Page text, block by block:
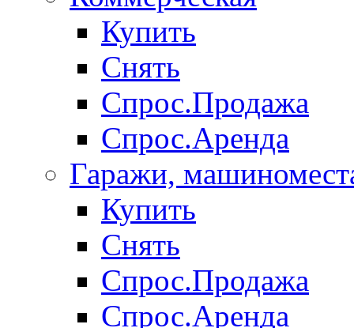
Купить
Снять
Спрос.Продажа
Спрос.Аренда
Гаражи,
Купить
Снять
Спрос.Продажа
Спрос.Аренда